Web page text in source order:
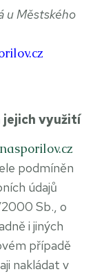
u Městského
jejich využití
podmíněn
údajů
2000 Sb., o
i jiných
případě
nakládat v